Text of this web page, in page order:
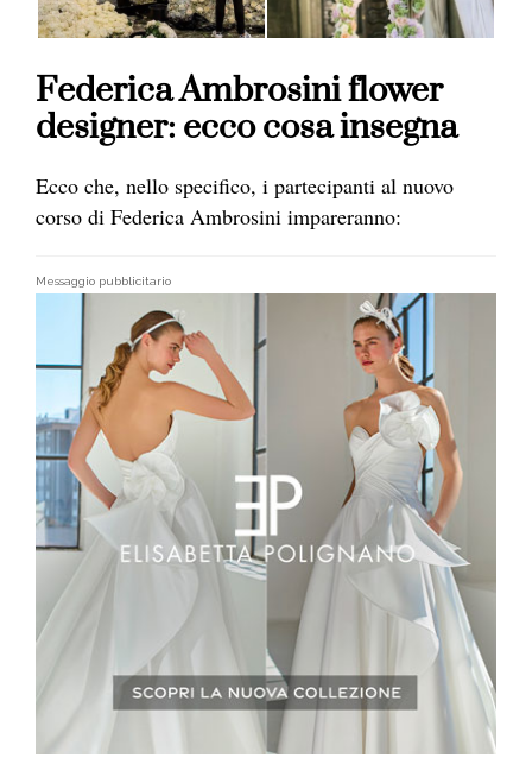
Federica Ambrosini flower
designer: ecco cosa insegna
Ecco che, nello specifico, i partecipanti al nuovo
corso di Federica Ambrosini impareranno:
Messaggio pubblicitario